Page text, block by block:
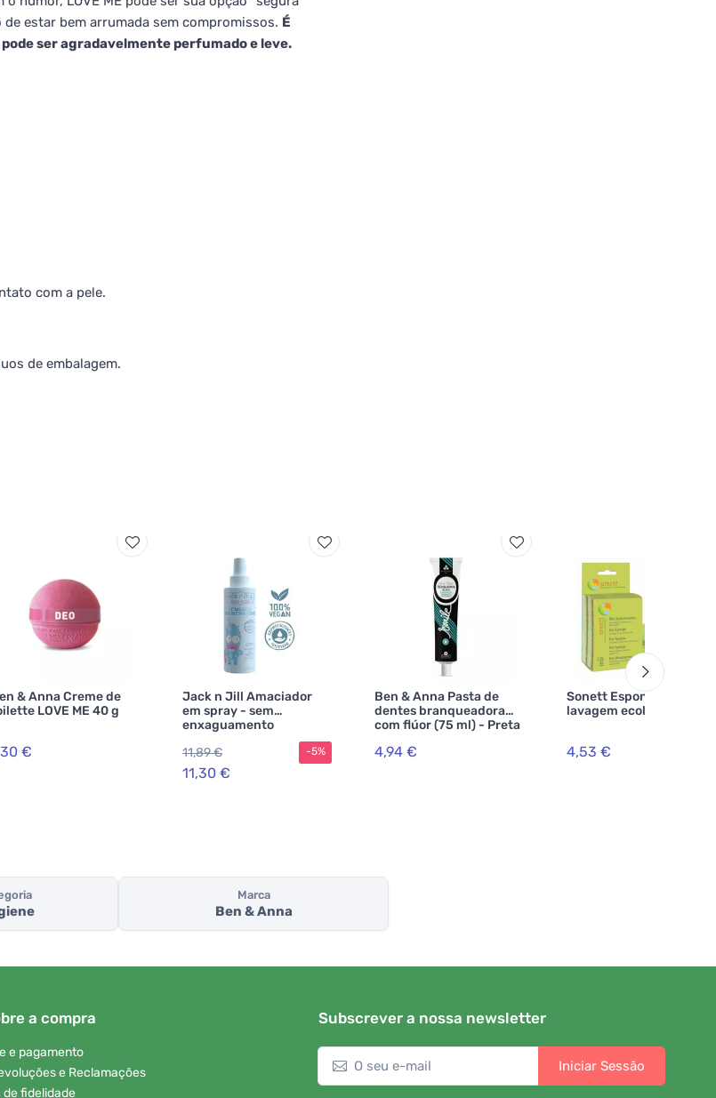
estar bem arrumada sem compromissos. É
ser agradavelmente perfumado e leve.
com a pele.
de embalagem.
& Anna Creme de
LOVE ME 40 g
€
Jack n Jill Amaciador
em spray - sem
enxaguamento
11,89 €
11,30 €
-5%
Ben & Anna Pasta de
dentes branqueadora
com flúor (75 ml) - Preta
ativado
4,94 €
Sonett Esponja de
lavagem ecológica 2 pcs
4,53 €
Marca
Ben & Anna
a compra
e pagamento
e Reclamações
de fidelidade
Subscrever a nossa newsletter
Iniciar Sessão